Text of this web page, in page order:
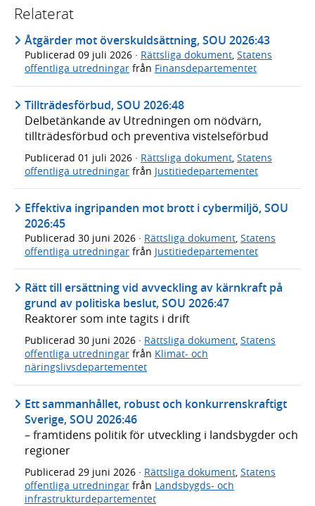
Relaterat
Åtgärder mot överskuldsättning, SOU 2026:43
Publicerad 09 juli 2026 · Rättsliga dokument, Statens
offentliga utredningar från Finansdepartementet
Tillträdesförbud, SOU 2026:48
Delbetänkande av Utredningen om nödvärn,
tillträdesförbud och preventiva vistelseförbud
Publicerad 01 juli 2026 · Rättsliga dokument, Statens
offentliga utredningar från Justitiedepartementet
Effektiva ingripanden mot brott i cybermiljö, SOU
2026:45
Publicerad 30 juni 2026 · Rättsliga dokument Statens
offentliga utredningar från Justitiedepartementet
Rätt till ersättning vid avveckling av kärnkraft på
grund av politiska beslut, SOU 2026:47
Reaktorer som inte tagits i drift
Publicerad 30 juni 2026 · Rättsliga dokument, Statens
offentliga utredningar från Klimat- och
näringslivsdepartementet
Ett sammanhållet, robust och konkurrenskraftigt
Sverige, SOU 2026:46
– framtidens politik för utveckling i landsbygder och
regioner
Publicerad 29 juni 2026 · Rättsliga dokument, Statens
offentliga utredningar från Landsbygds- och
infrastrukturdepartementet